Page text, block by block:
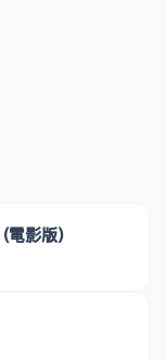
電影版)